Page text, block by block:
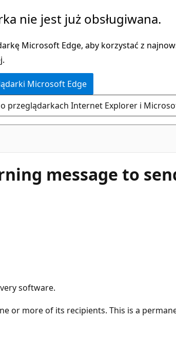
nie jest już obsługiwana.
Microsoft Edge, aby korzystać z
Microsoft Edge
przeglądarkach Internet Explorer i
message to
software.
or more of its recipients. This is a